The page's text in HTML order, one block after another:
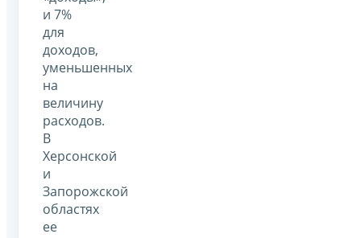
и 7%
для
доходов,
уменьшенных
на
величину
расходов.
В
Херсонской
и
Запорожской
областях
ее